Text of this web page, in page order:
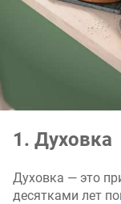
1. Духовка
Духовка — это
десятками лет